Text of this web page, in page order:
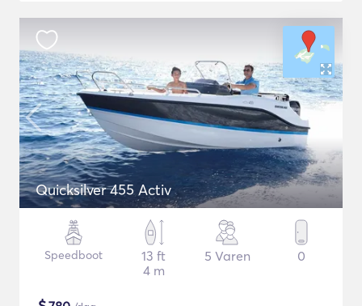
Quicksilver 455 Activ
Speedboot
13 ft
4 m
5 Varen 0